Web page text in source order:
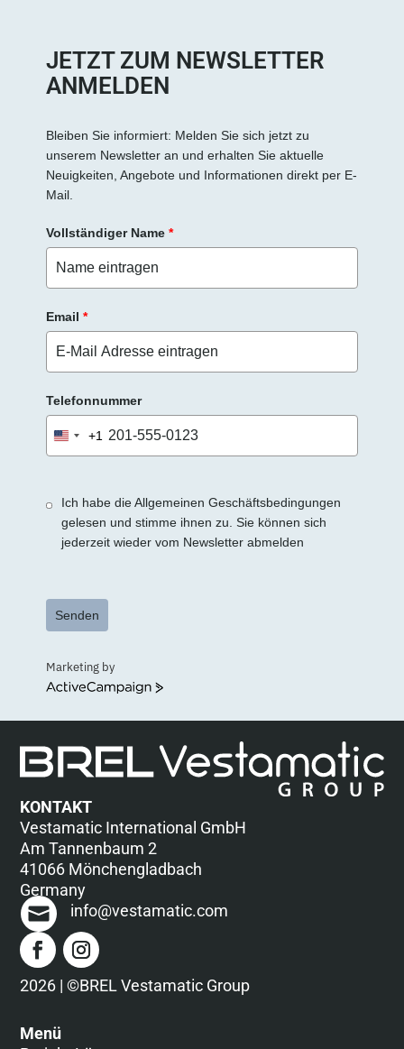
JETZT ZUM NEWSLETTER
ANMELDEN
Bleiben Sie informiert: Melden Sie sich jetzt zu
unserem Newsletter an und erhalten Sie aktuelle
Neuigkeiten, Angebote und Informationen direkt per E-
Mail.
Vollständiger Name *
Email *
Telefonnummer
United
States
+1
Ich habe die Allgemeinen Geschäftsbedingungen
gelesen und stimme ihnen zu. Sie können sich
jederzeit wieder vom Newsletter abmelden
Senden
Marketing by
ActiveCampaign
KONTAKT
Vestamatic International GmbH
Am Tannenbaum 2
41066 Mönchengladbach
Germany
info@vestamatic.com
2026 | ©BREL Vestamatic Group
Menü